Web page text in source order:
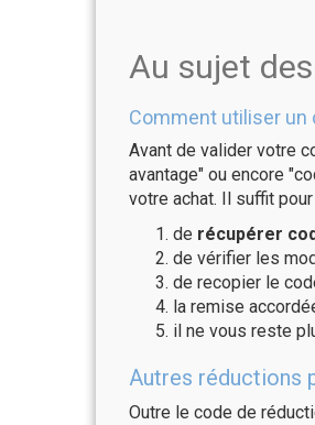
Au sujet
Comment utiliser un
Avant de valider votre
avantage" ou encore
votre achat. Il suffit pour
de récupérer
de vérifier les
de recopier le
la remise
il ne vous reste
Autres réductions
Outre le code de